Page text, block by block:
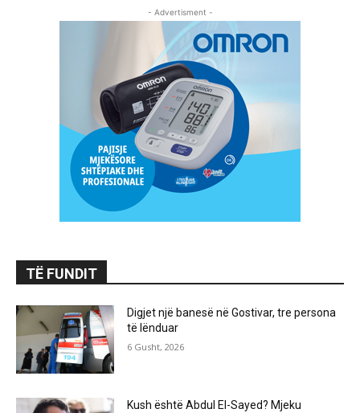
- Advertisment -
TË FUNDIT
Digjet një banesë në Gostivar, tre persona
të lënduar
6 Gusht, 2026
Kush është Abdul El-Sayed? Mjeku